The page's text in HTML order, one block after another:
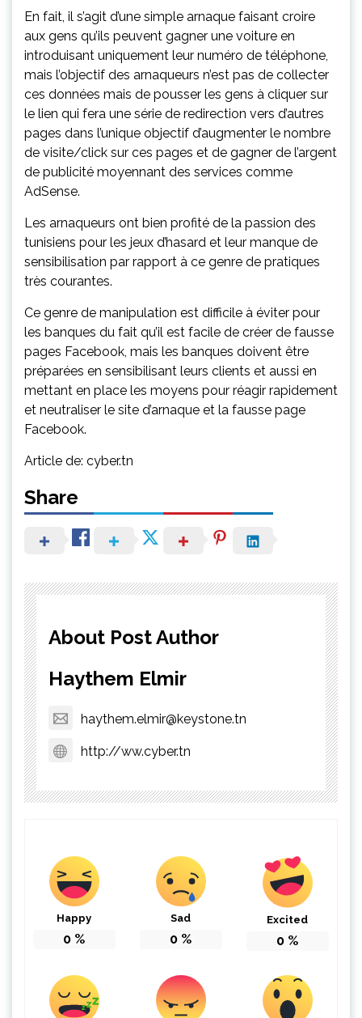
En fait, il s’agit d’une simple arnaque faisant croire
aux gens qu’ils peuvent gagner une voiture en
introduisant uniquement leur numéro de téléphone,
mais l’objectif des arnaqueurs n’est pas de collecter
ces données mais de pousser les gens à cliquer sur
le lien qui fera une série de redirection vers d’autres
pages dans l’unique objectif d’augmenter le nombre
de visite/click sur ces pages et de gagner de l’argent
de publicité moyennant des services comme
AdSense.
Les arnaqueurs ont bien profité de la passion des
tunisiens pour les jeux d’hasard et leur manque de
sensibilisation par rapport à ce genre de pratiques
très courantes.
Ce genre de manipulation est difficile à éviter pour
les banques du fait qu’il est facile de créer de fausse
pages Facebook, mais les banques doivent être
préparées en sensibilisant leurs clients et aussi en
mettant en place les moyens pour réagir rapidement
et neutraliser le site d’arnaque et la fausse page
Facebook.
Article de: cyber.tn
Share
About Post Author
Haythem Elmir
haythem.elmir@keystone.tn
http://ww.cyber.tn
Happy
0 %
Sad
0 %
Excited
0 %